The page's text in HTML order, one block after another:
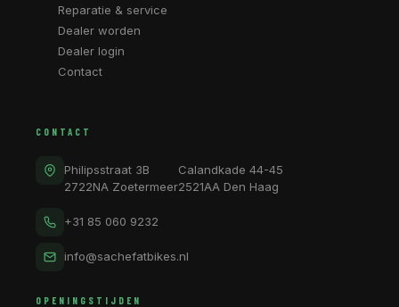
Reparatie & service
Dealer worden
Dealer login
Contact
CONTACT
Philipsstraat 3B
2722NA Zoetermeer
Calandkade 44-45
2521AA Den Haag
+31 85 060 9232
info@sachefatbikes.nl
OPENINGSTIJDEN